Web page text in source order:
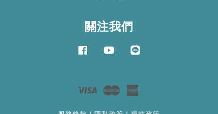
關注我們
FacebookYouTube
Visa Master